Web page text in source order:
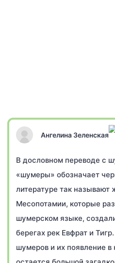
Ангелина Зеленская
В дословном переводе с
«шумеры» обозначает
литературе так
Месопотамии, которые
шумерском языке,
берегах рек Евфрат и
шумеров и их появление